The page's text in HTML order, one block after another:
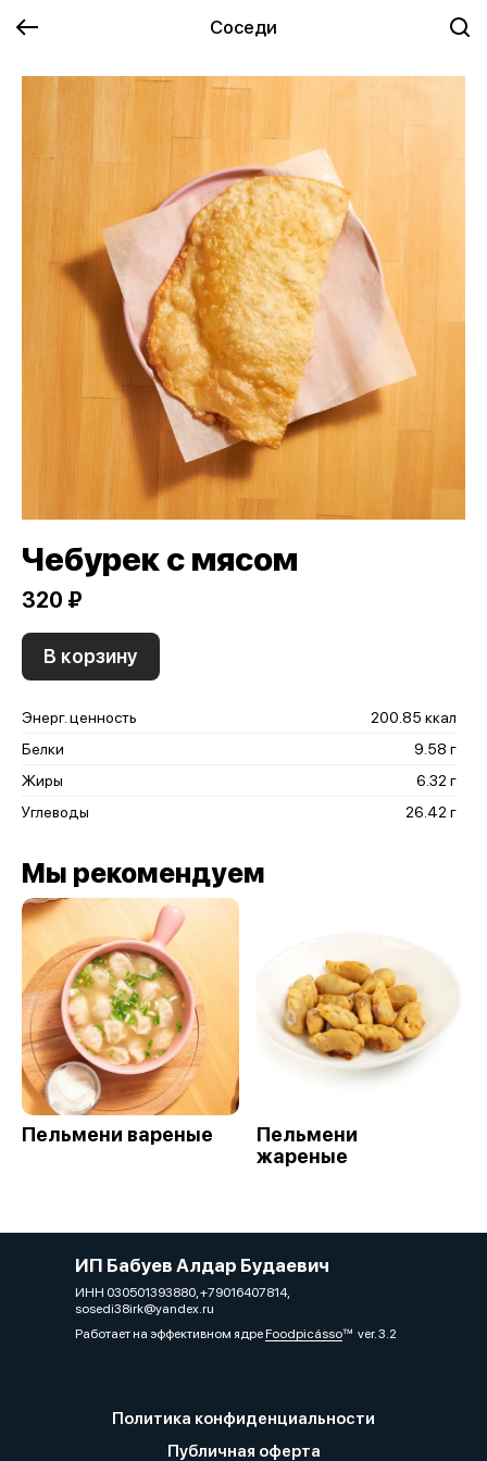
Соседи
Чебурек с мясом
320 ₽
В корзину
Энерг. ценность
200.85 ккал
Белки
9.58 г
Жиры
6.32 г
Углеводы
26.42 г
Мы рекомендуем
Пельмени вареные
Пельмени
жареные
ИП Бабуев Алдар Будаевич
ИНН 030501393880, +79016407814,
sosedi38irk@yandex.ru
Работает на эффективном ядреFoodpicássover. 3.2
Политика конфиденциальности
Публичная оферта